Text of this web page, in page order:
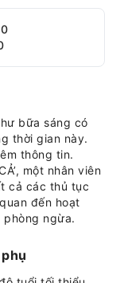
bữa sáng có
thời gian này.
thông tin.
một nhân viên
cả các thủ tục
đến hoạt
ngừa.